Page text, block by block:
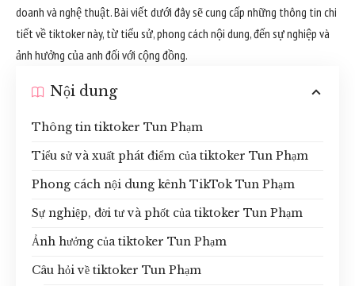
doanh và nghệ thuật. Bài viết dưới đây sẽ cung cấp những thông tin chi
tiết về tiktoker này, từ tiểu sử, phong cách nội dung, đến sự nghiệp và
ảnh hưởng của anh đối với cộng đồng.
Nội dung
Thông tin tiktoker Tun Phạm
Tiểu sử và xuất phát điểm của tiktoker Tun Phạm
Phong cách nội dung kênh TikTok Tun Phạm
Sự nghiệp, đời tư và phốt của tiktoker Tun Phạm
Ảnh hưởng của tiktoker Tun Phạm
Câu hỏi về tiktoker Tun Phạm